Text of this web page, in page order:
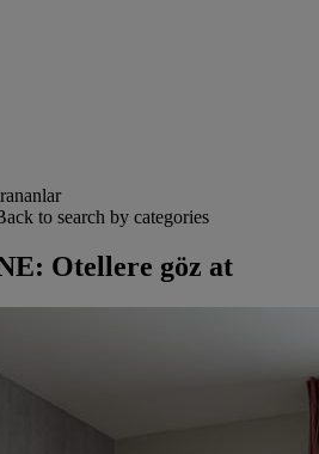
to search by categories
Otellere göz at